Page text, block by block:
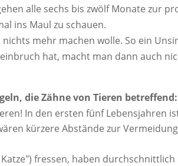
alle sechs bis zwölf Monate zur
ins Maul zu schauen.
mehr machen wolle. So ein
hat, macht man dann auch
die Zähne von Tieren betreffend:
In den ersten fünf Lebensjahren
kürzere Abstände zur
fressen, haben